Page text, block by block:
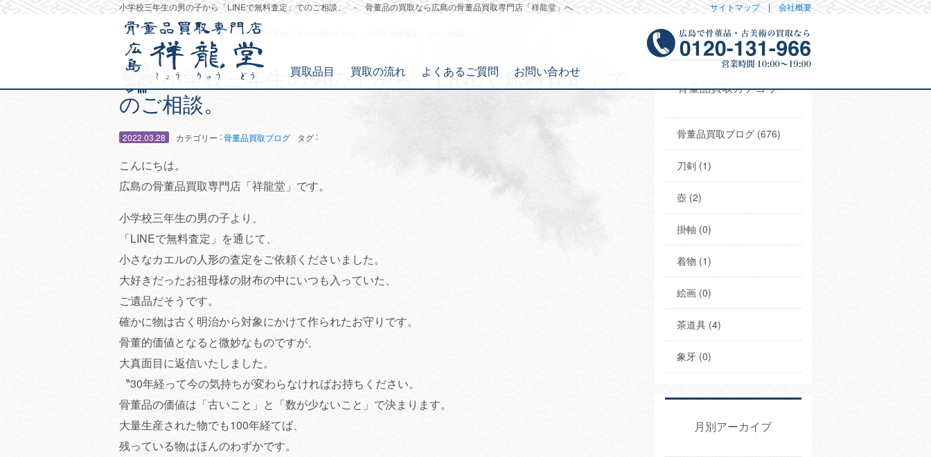
小学校三年生の男の子から「LINEで無料査定」でのご相談。 - 骨董品の買取なら広島の骨董品買取専門店「祥龍堂」へ サイトマップ| 会社概要
買取品目 買取の流れ よくあるご質問 お問い合わせ
トップページ 骨董品買取ブログ
小学校三年生の男の子から「LINEで無料査定」で
のご相談。
2022.03.28 カテゴリー :骨董品買取ブログ タグ :
こんにちは。
広島の骨董品買取専門店「祥龍堂」です。
小学校三年生の男の子より、
「LINEで無料査定」を通じて、
小さなカエルの人形の査定をご依頼くださいました。
大好きだったお祖母様の財布の中にいつも入っていた、
ご遺品だそうです。
確かに物は古く明治から対象にかけて作られたお守りです。
骨董的価値となると微妙なものですが、
大真面目に返信いたしました。
〝30年経って今の気持ちが変わらなければお持ちください。
骨董品の価値は「古いこと」と「数が少ないこと」で決まります。
大量生産された物でも100年経てば、
残っている物はほんのわずかです。
骨董品買取カテゴリー
骨董品買取ブログ (676)
刀剣 (1)
壺 (2)
掛軸 (0)
着物 (1)
絵画 (0)
茶道具 (4)
象牙 (0)
月別アーカイブ